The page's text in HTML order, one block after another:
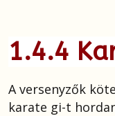
1.4.4
A versenyzők
karate gi-t